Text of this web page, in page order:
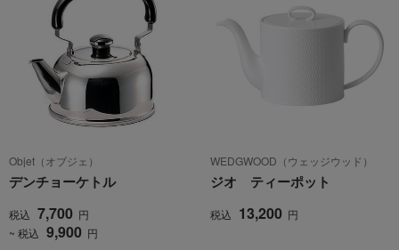
Objet（オブジェ）
デンチョーケトル
税込 7,700 円
~ 税込 9,900 円
WEDGWOOD（ウェッジウッド）
ジオ ティーポット
税込 13,200 円